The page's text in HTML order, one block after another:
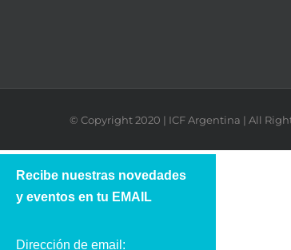
© Copyright 2020 | ICF Argentina | All
Recibe nuestras novedades
y eventos en tu EMAIL
Dirección de email: